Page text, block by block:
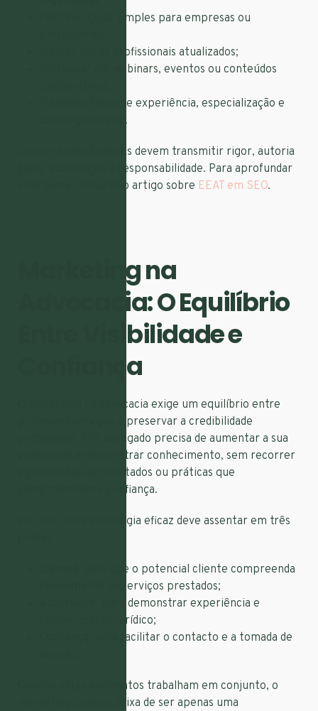
Partilhar guias simples para empresas ou
Manter perfis profissionais atualizados;
Participar em webinars, eventos ou conteúdos
Trabalhar sinais de experiência, especialização e
confiança no site.
Os conteúdos jurídicos devem transmitir rigor, autoria
clara, atualização e responsabilidade. Para aprofundar
este tema, consulte o artigo sobre EEAT em SEO.
Marketing na
Advocacia: O Equilíbrio
Entre Visibilidade e
Confiança
O marketing na advocacia exige um equilíbrio entre
promover serviços e preservar a credibilidade
profissional. Um advogado precisa de aumentar a sua
visibilidade e demonstrar conhecimento, sem recorrer
a promessas de resultados ou práticas que
comprometam a confiança.
Por isso, uma estratégia eficaz deve assentar em três
, para que o potencial cliente compreenda
rapidamente os serviços prestados;
, para demonstrar experiência e
conhecimento jurídico;
, para facilitar o contacto e a tomada de
Quando estes elementos trabalham em conjunto, o
marketing jurídico deixa de ser apenas uma